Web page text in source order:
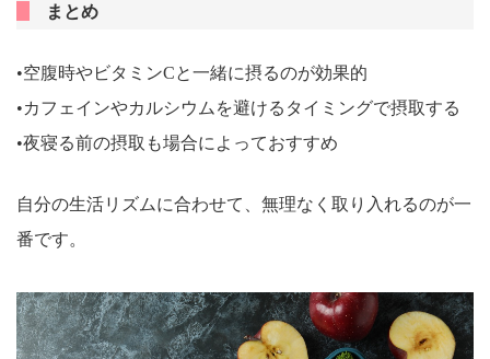
まとめ
•空腹時やビタミンCと一緒に摂るのが効果的
•カフェインやカルシウムを避けるタイミングで摂取する
•夜寝る前の摂取も場合によっておすすめ
自分の生活リズムに合わせて、無理なく取り入れるのが一
番です。